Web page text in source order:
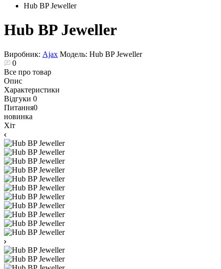
Hub BP Jeweller
Hub BP Jeweller
Виробник: Ajax Модель: Hub BP Jeweller
0
Все про товар
Опис
Характеристики
Відгуки 0
Питання0
новинка
Хіт